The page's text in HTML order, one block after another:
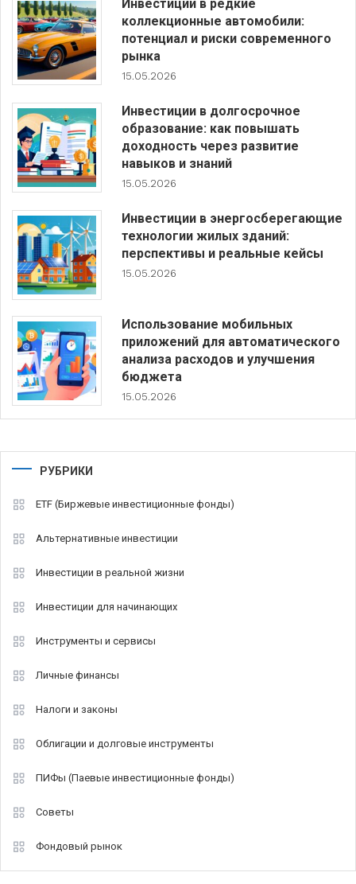
Инвестиции в редкие
коллекционные автомобили:
потенциал и риски современного
рынка
15.05.2026
Инвестиции в долгосрочное
образование: как повышать
доходность через развитие
навыков и знаний
15.05.2026
Инвестиции в энергосберегающие
технологии жилых зданий:
перспективы и реальные кейсы
15.05.2026
Использование мобильных
приложений для автоматического
анализа расходов и улучшения
бюджета
15.05.2026
РУБРИКИ
ETF (Биржевые инвестиционные фонды)
Альтернативные инвестиции
Инвестиции в реальной жизни
Инвестиции для начинающих
Инструменты и сервисы
Личные финансы
Налоги и законы
Облигации и долговые инструменты
ПИФы (Паевые инвестиционные фонды)
Советы
Фондовый рынок